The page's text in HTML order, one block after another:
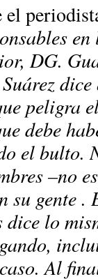
el
DG.
peligra
debe
el bulto.
–no
gente .
lo
Al